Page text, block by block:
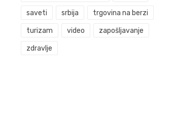
saveti srbija trgovina na berzi
turizam video zapošljavanje
zdravlje